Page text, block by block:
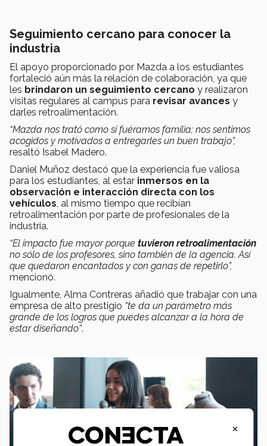
Seguimiento cercano para conocer la
industria
El apoyo proporcionado por Mazda a los estudiantes
fortaleció aún más la relación de colaboración, ya que
les brindaron un seguimiento cercano y realizaron
visitas regulares al campus para revisar avances y
darles retroalimentación.
“Mazda nos trató como si fuéramos familia; nos sentimos
acogidos y motivados a entregarles un buen trabajo”,
resaltó Isabel Madero.
Daniel Muñoz destacó que la experiencia fue valiosa
para los estudiantes, al estar inmersos en la
observación e interacción directa con los
vehículos , al mismo tiempo que recibían
retroalimentación por parte de profesionales de la
industria.
“El impacto fue mayor porque tuvieron retroalimentación
no sólo de los profesores, sino también de la agencia. Así
que quedaron encantados y con ganas de repetirlo”,
mencionó.
Igualmente, Alma Contreras añadió que trabajar con una
empresa de alto prestigio “te da un parámetro más
grande de los logros que puedes alcanzar a la hora de
estar diseñando”.
×